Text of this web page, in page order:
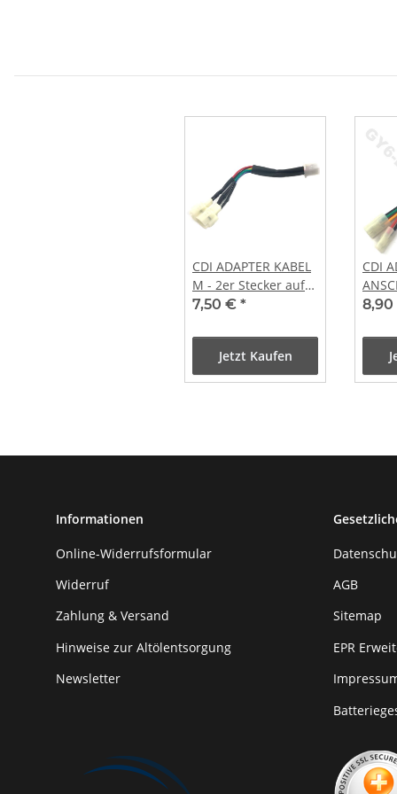
CDI ADAPTER KABEL
M - 2er Stecker auf
1ner Stecker
7,50 € *
Jetzt Kaufen
CDI
Informationen
Online-Widerrufsformular
Widerruf
Zahlung & Versand
Hinweise zur Altölentsorgung
Newsletter
AGB
Sitemap
EPR